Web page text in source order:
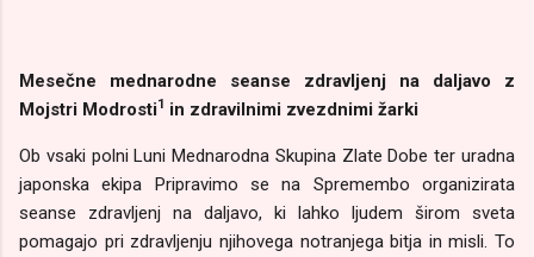
Mesečne mednarodne seanse zdravljenj na daljavo z
Mojstri Modrosti1 in zdravilnimi zvezdnimi žarki
Ob vsaki polni Luni Mednarodna Skupina Zlate Dobe ter uradna
japonska ekipa Pripravimo se na Spremembo organizirata
seanse zdravljenj na daljavo, ki lahko ljudem širom sveta
pomagajo pri zdravljenju njihovega notranjega bitja in misli. To